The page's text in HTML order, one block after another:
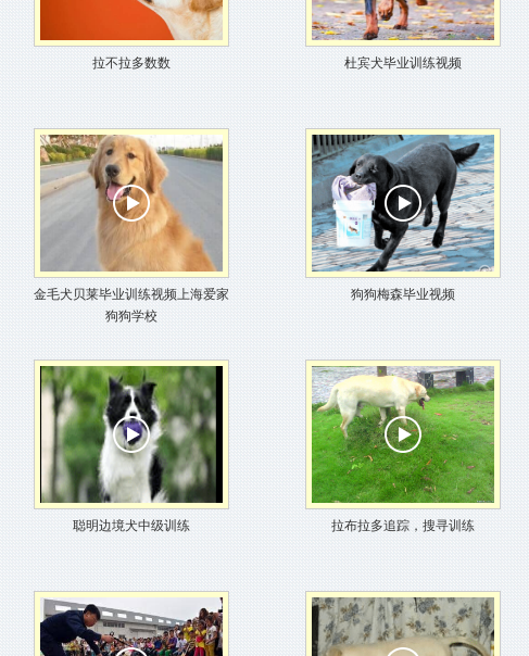
拉不拉多数数 杜宾犬毕业训练视频
金毛犬贝莱毕业训练视频上海爱家
狗狗学校
狗狗梅森毕业视频
聪明边境犬中级训练 拉布拉多追踪，搜寻训练